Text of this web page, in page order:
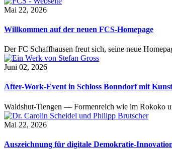
Mai 22, 2026
Willkommen auf der neuen FCS-Homepage
Der FC Schaffhausen freut sich, seine neue
Juni 02, 2026
After-Work-Event in Schloss Bonndorf mit
Waldshut-Tiengen — Formenreich wie im Rokoko
Mai 22, 2026
Auszeichnung für digitale Demokratie-